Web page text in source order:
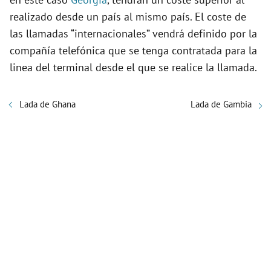
realizado desde un país al mismo país. El coste de
las llamadas “internacionales” vendrá definido por la
compañía telefónica que se tenga contratada para la
linea del terminal desde el que se realice la llamada.
Lada de Ghana Lada de Gambia